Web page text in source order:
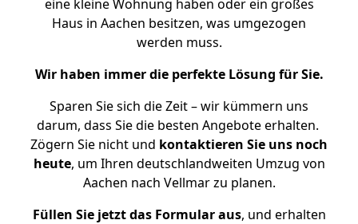
eine kleine Wohnung haben oder ein großes
Haus in Aachen besitzen, was umgezogen
werden muss.
Wir haben immer die perfekte Lösung für Sie.
Sparen Sie sich die Zeit – wir kümmern uns
darum, dass Sie die besten Angebote erhalten.
Zögern Sie nicht und kontaktieren Sie uns noch
heute, um Ihren deutschlandweiten Umzug von
Aachen nach Vellmar zu planen.
Füllen Sie jetzt das Formular aus, und erhalten